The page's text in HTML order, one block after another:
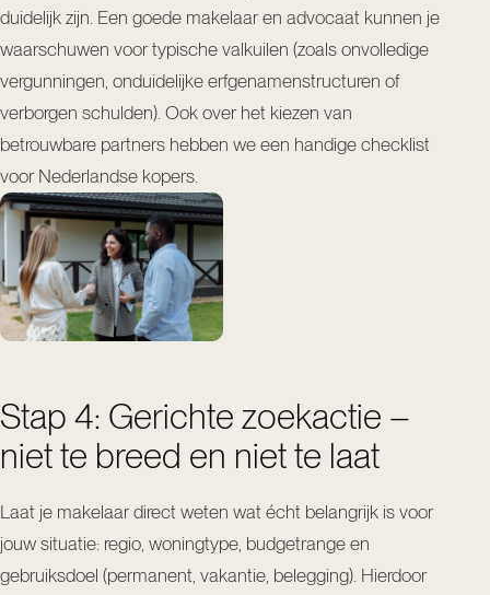
duidelijk zijn. Een goede makelaar en advocaat kunnen je
waarschuwen voor typische valkuilen (zoals onvolledige
vergunningen, onduidelijke erfgenamenstructuren of
verborgen schulden). Ook over het kiezen van
betrouwbare partners hebben we een handige checklist
voor Nederlandse kopers
Stap 4: Gerichte zoekactie –
niet te breed en niet te laat
Laat je makelaar direct weten wat écht belangrijk is voor
jouw situatie: regio, woningtype, budgetrange en
gebruiksdoel (permanent, vakantie, belegging). Hierdoor